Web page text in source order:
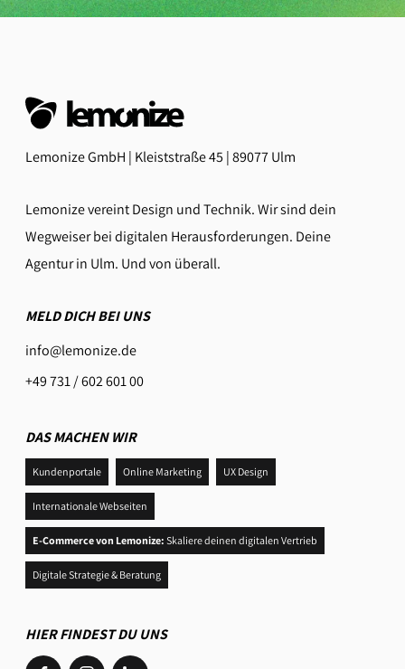
Lemonize GmbH | Kleiststraße 45 | 89077 Ulm
Lemonize vereint Design und Technik. Wir sind dein
Wegweiser bei digitalen Herausforderungen. Deine
Agentur in Ulm. Und von überall.
MELD DICH BEI UNS
info@lemonize.de
+49 731 / 602 601 00
DAS MACHEN WIR
Kundenportale Online Marketing UX Design
Internationale Webseiten
E-Commerce von Lemonize: Skaliere deinen digitalen Vertrieb
Digitale Strategie & Beratung
HIER FINDEST DU UNS